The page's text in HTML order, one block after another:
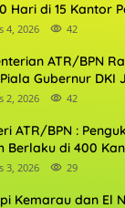
Hari di 15 Kantor
4, 2026 42
ATR/BPN
Gubernur DKI
2, 2026 42
ATR/BPN :
Berlaku di 400
3, 2026 29
Kemarau dan El